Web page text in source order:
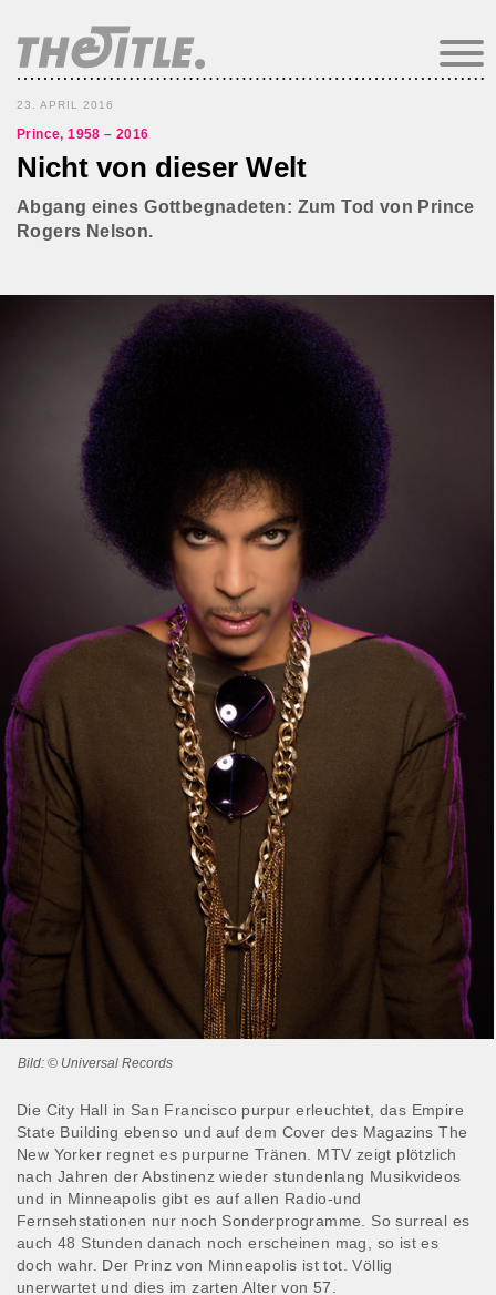
23. APRIL 2016
Prince, 1958 – 2016
Nicht von dieser Welt
Abgang eines Gottbegnadeten: Zum Tod von Prince
Rogers Nelson.
Bild: © Universal Records
Die City Hall in San Francisco purpur erleuchtet, das Empire
State Building ebenso und auf dem Cover des Magazins The
New Yorker regnet es purpurne Tränen. MTV zeigt plötzlich
nach Jahren der Abstinenz wieder stundenlang Musikvideos
und in Minneapolis gibt es auf allen Radio-und
Fernsehstationen nur noch Sonderprogramme. So surreal es
auch 48 Stunden danach noch erscheinen mag, so ist es
doch wahr. Der Prinz von Minneapolis ist tot. Völlig
unerwartet und dies im zarten Alter von 57.